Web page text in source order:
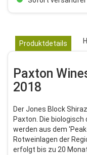
Produktdetails
Paxton
2018
Der Jones Block
Paxton. Die
werden aus dem
Rotweinlagen der
erfolgt bis zu 20